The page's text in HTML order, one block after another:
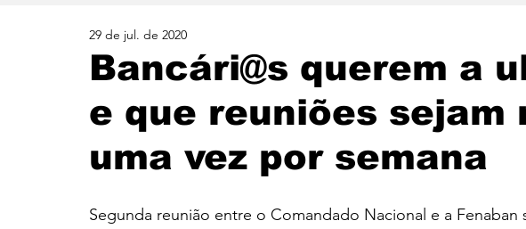
Educação Trabalhadores
Notícias Caixa Banco do Brasil INSS Saúde
Bancári@s querem a
e que reuniões sejam
uma vez por semana
29 de jul. de 2020
Segunda reunião entre o Comandado Nacional e a Fenaban